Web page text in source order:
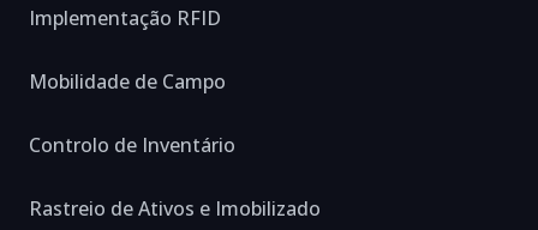
Implementação RFID
Mobilidade de Campo
Controlo de Inventário
Rastreio de Ativos e Imobilizado